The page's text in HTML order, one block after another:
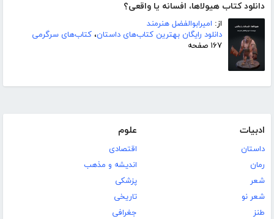
دانلود کتاب هیولاها، افسانه یا واقعی؟
از: امیرابوالفضل هنرمند
دانلود رایگان بهترین کتاب‌های داستان، کتاب‌های سرگرمی
۱۶۷ صفحه
ادبیات
داستان
رمان
شعر
شعر نو
طنز
علوم
اقتصادی
اندیشه و مذهب
پزشکی
تاریخی
جغرافی